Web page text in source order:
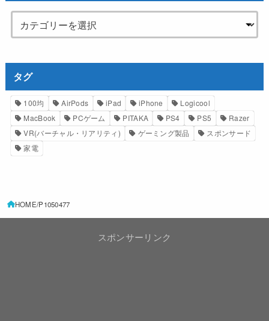
タグ
100均 AirPods iPad iPhone
Logicool
MacBook
PCゲーム PITAKA PS4 PS5
Razer
VR(バーチャル・リアリティ)
ゲーミング製品
スポンサード
家電
HOME P1050477
スポンサーリンク